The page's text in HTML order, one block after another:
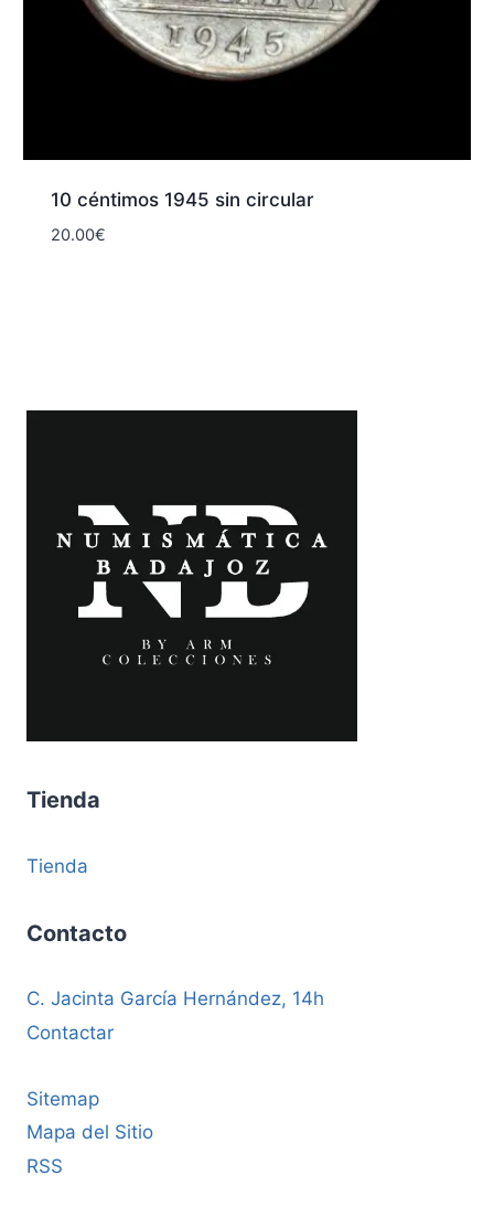
10 céntimos 1945 sin circular
20.00€
Tienda
Tienda
Contacto
C. Jacinta García Hernández, 14h
Contactar
Sitemap
Mapa del Sitio
RSS